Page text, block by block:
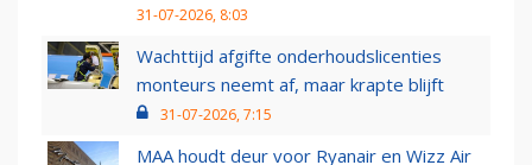
31-07-2026, 8:03
Wachttijd afgifte onderhoudslicenties
monteurs neemt af, maar krapte blijft
31-07-2026, 7:15
MAA houdt deur voor Ryanair en Wizz Air